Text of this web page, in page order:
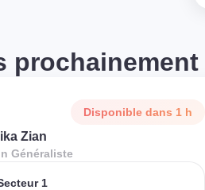
prochainement
Disponible dans 1 h
Zian
Généraliste
1